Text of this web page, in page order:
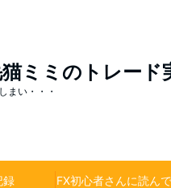
ミミのトレード
まい・・・
録
FX初心者さんに読ん